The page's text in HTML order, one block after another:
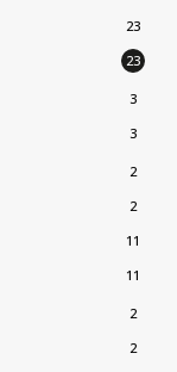
23
23
3
3
2
2
11
11
2
2